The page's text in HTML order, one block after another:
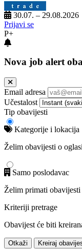
30.07. – 29.08.2026
Prijavi se
P+
Nova job alert
Email adresa
Učestalost
Tip obavijesti
Kategorije i lokacija
Želim obavijesti o
Samo poslodavac
Želim primati
Kriteriji pretrage
Obavijest će biti
Otkaži Kreiraj